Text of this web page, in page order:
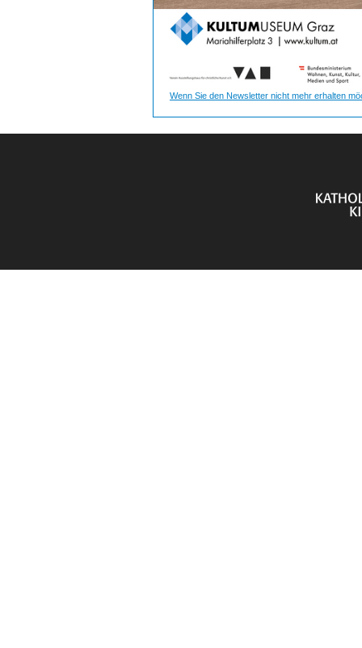
Wenn Sie den Newsletter nicht mehr erhalten